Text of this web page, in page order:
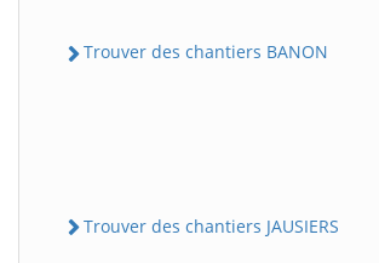
Trouver des chantiers BANON
Trouver des chantiers JAUSIERS